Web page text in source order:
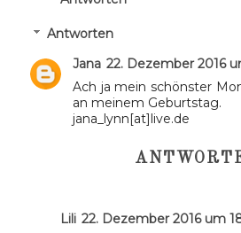
Antworten
Jana 22. Dezember 2016
Ach ja mein schönster
an meinem Geburtstag.
jana_lynn[at]live.de
Lili 22. Dezember 2016 um